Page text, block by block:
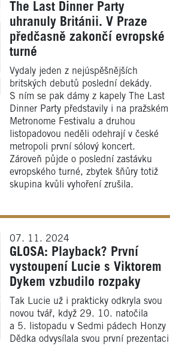
The Last Dinner Party
uhranuly Británii. V Praze
předčasně zakončí evropské
turné
Vydaly jeden z nejúspěšnějších
britských debutů poslední dekády.
S ním se pak dámy z kapely The Last
Dinner Party představily i na pražském
Metronome Festivalu a druhou
listopadovou neděli odehrají v české
metropoli první sólový koncert.
Zároveň půjde o poslední zastávku
evropského turné, zbytek šňůry totiž
skupina kvůli vyhoření zrušila.
07. 11. 2024
GLOSA: Playback? První
vystoupení Lucie s Viktorem
Dykem vzbudilo rozpaky
Tak Lucie už i prakticky odkryla svou
novou tvář, když 29. 10. natočila
a 5. listopadu v Sedmi pádech Honzy
Dědka odvysílala svou první prezentaci